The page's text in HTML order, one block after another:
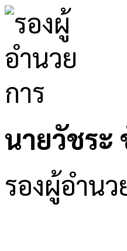
นายวัชระ
รองผู้อำน